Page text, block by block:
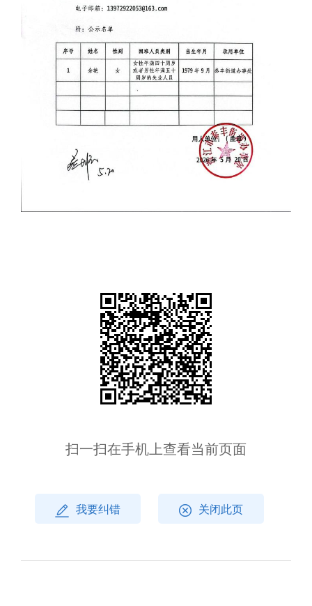
扫一扫在手机上查看当前页面
我要纠错 关闭此页